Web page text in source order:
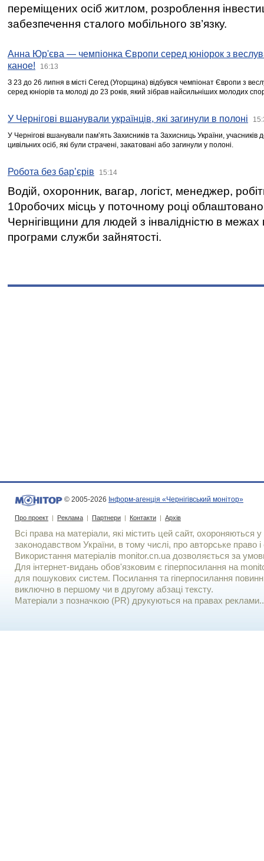
переміщених осіб житлом, розроблення
забезпечення сталого мобільного зв’язку.
Анна Юр'єва — чемпіонка Європи серед юніорок з
каное!
16:13
З 23 до 26 липня в місті Сегед (Угорщина) відбувся чемпіонат Європи з
серед юніорів та молоді до 23 років, який зібрав найсильніших молодих
У Чернігові вшанували українців, які загинули в полоні
У Чернігові вшанували пам’ять Захисників та Захисниць України,
цивільних осіб, які були страчені, закатовані або загинули у полоні.
Робота без бар’єрів 15:14
Водій, охоронник, вагар, логіст, менеджер,
10робочих місць у поточному році
Чернігівщини для людей з інвалідністю в межах
програми служби зайнятості.
© 2005-2026 Інформ-агенція «Чернігівський монітор»
Про проект | Реклама | Партнери | Контакти | Архів
Всі права на матеріали, які містить цей сайт, охороняються у
законодавством України, в тому числі, про авторське право і
Використання матерiалiв monitor.cn.ua дозволяється за
Для iнтернет-видань обов'язковим є гiперпосилання на
для пошукових систем. Посилання та гіперпосилання
виключно в першому чи в другому абзаці тексту.
Матеріали з позначкою (PR) друкуються на правах реклами..